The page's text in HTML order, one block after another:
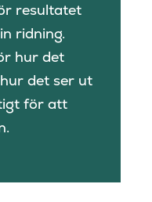
resultatet
ridning.
hur det
det ser ut
för att